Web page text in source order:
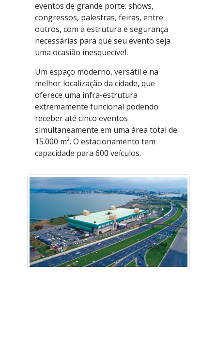
eventos de grande porte: shows,
congressos, palestras, feiras, entre
outros, com a estrutura e segurança
necessárias para que seu evento seja
uma ocasião inesquecível.
Um espaço moderno, versátil e na
melhor localização da cidade, que
oferece uma infra-estrutura
extremamente funcional podendo
receber até cinco eventos
simultaneamente em uma área total de
15.000 m². O estacionamento tem
capacidade para 600 veículos.